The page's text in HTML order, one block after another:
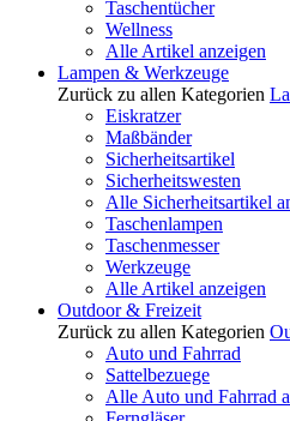
Taschentücher
Wellness
Alle Artikel anzeigen
Lampen & Werkzeuge
Zurück zu allen Kategorien
Eiskratzer
Maßbänder
Sicherheitsartikel
Sicherheitswesten
Alle Sicherheitsartikel
Taschenlampen
Taschenmesser
Werkzeuge
Alle Artikel anzeigen
Outdoor & Freizeit
Zurück zu allen Kategorien
Auto und Fahrrad
Sattelbezuege
Alle Auto und Fahrrad